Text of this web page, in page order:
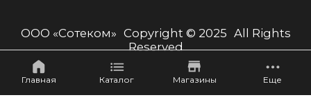
Главная Каталог Магазины Еще